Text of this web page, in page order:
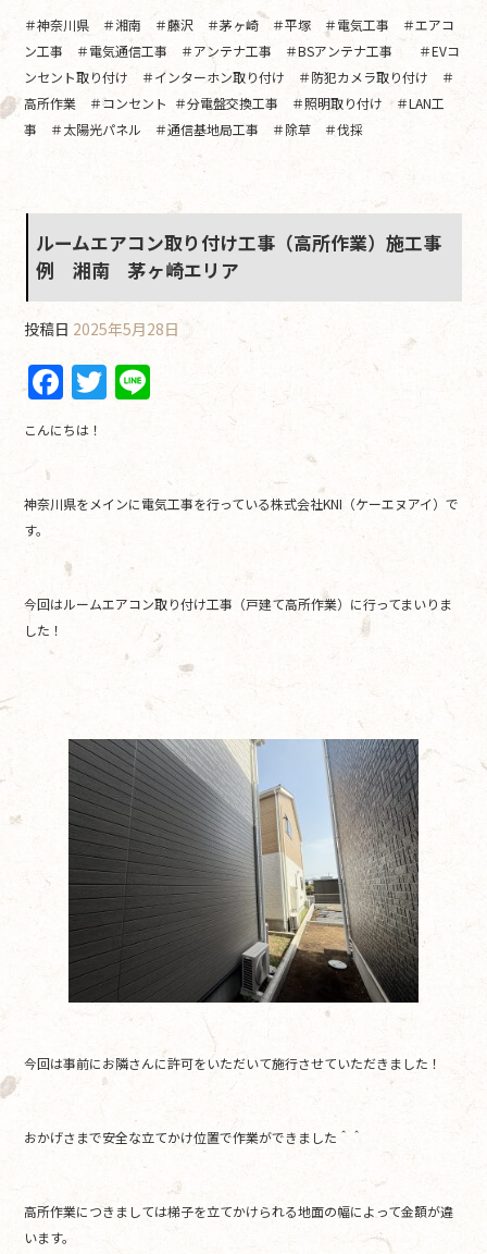
＃神奈川県 ＃湘南 ＃藤沢 ＃茅ヶ崎 ＃平塚 ＃電気工事 ＃エアコ
ン工事 ＃電気通信工事 ＃アンテナ工事 ＃BSアンテナ工事 ＃EVコ
ンセント取り付け ＃インターホン取り付け ＃防犯カメラ取り付け ＃
高所作業 ＃コンセント ＃分電盤交換工事 ＃照明取り付け ＃LAN工
事 ＃太陽光パネル ＃通信基地局工事 ＃除草 ＃伐採
ルームエアコン取り付け工事（高所作業）施工事
例 湘南 茅ヶ崎エリア
投稿日 2025年5月28日
F
a
c
e
b
o
o
k
T
w
er
こんにちは！
神奈川県をメインに電気工事を行っている株式会社KNI（ケーエヌアイ）で
す。
今回はルームエアコン取り付け工事（戸建て高所作業）に行ってまいりま
した！
今回は事前にお隣さんに許可をいただいて施行させていただきました！
おかげさまで安全な立てかけ位置で作業ができました＾＾
高所作業につきましては梯子を立てかけられる地面の幅によって金額が違
います。